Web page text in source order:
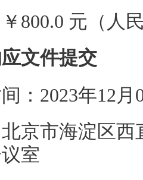
800.0 元（人
文件提交
：2023年12
京市海淀区西
室